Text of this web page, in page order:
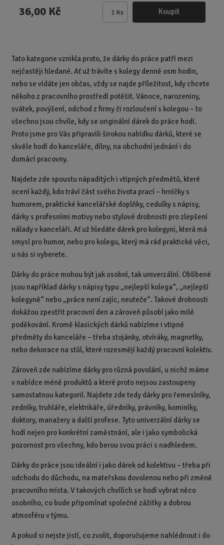
36,00 Kč
Z
i
t
p
o
č
Ks Koupit
Tato kategorie vznikla proto, že dárky do práce patří mezi
nejčastěji hledané. Ať už trávíte s kolegy denně osm hodin,
nebo se vídáte jen občas, vždy se najde příležitost, kdy chcete
někoho z pracovního prostředí potěšit. Vánoce, narozeniny,
svátek, povýšení, odchod z firmy či rozloučení s kolegou – to
všechno jsou chvíle, kdy se originální dárek do práce hodí.
Proto jsme pro Vás připravili širokou nabídku dárků, které se
skvěle hodí do kanceláře, dílny, na obchodní jednání i do
domácí pracovny.
Najdete zde spoustu nápaditých i vtipných předmětů, které
ocení každý, kdo tráví část svého života prací – hrníčky s
humorem, praktické kancelářské doplňky, cedulky s nápisy,
dárky s profesními motivy nebo stylové drobnosti pro zlepšení
nálady v kanceláři. Ať už hledáte dárek pro kolegyni, která má
smysl pro humor, nebo pro kolegu, který má rád praktické věci,
u nás si vyberete.
Dárky do práce mohou být jak osobní, tak univerzální. Oblíbené
jsou například dárky s nápisy typu „nejlepší kolega“, „nejlepší
kolegyně“ nebo „práce není zajíc, neuteče“. Takové drobnosti
dokážou zpestřit pracovní den a zároveň působí jako milé
poděkování. Kromě klasických dárků nabízíme i vtipné
předměty do kanceláře – třeba stojánky, otvíráky, magnetky,
nebo dekorace na stůl, které rozesmějí každý pracovní kolektiv.
Zároveň zde nabízíme dárky pro různá povolání, u nichž máme
v nabídce méně produktů a které proto nejsou zastoupeny
samostatnou kategorií. Najdete zde tedy dárky pro řemeslníky,
zedníky, truhláře, elektrikáře, úředníky, právníky, kominíky,
doktory, manažery a další profese. Tyto univerzální dárky se
hodí nejen pro konkrétní zaměstnání, ale i jako symbolická
pozornost pro všechny, kdo berou svou práci s nadhledem.
Dárky do práce jsou ideální i jako dárek od kolektivu – třeba při
odchodu do důchodu, na mateřskou dovolenou nebo při změně
pracovního místa. V takových chvílích se hodí vybrat něco
osobního, co bude připomínat společné zážitky a dobrou
atmosféru v týmu.
A pokud si nejste jistí, co zvolit, doporučujeme nahlédnout i do